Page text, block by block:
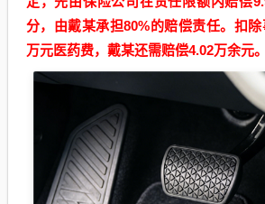
分，由戴某承担80%的赔偿责任。扣
万元医药费，戴某还需赔偿4.02万余元。